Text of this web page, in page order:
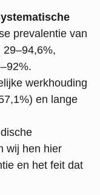
prevalentie van
29–94,6%,
werkhouding
en lange
wij hen hier
en het feit dat